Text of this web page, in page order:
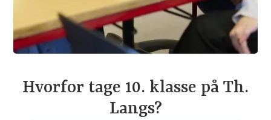
Hvorfor tage 10. klasse på Th.
Langs?